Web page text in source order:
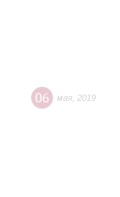
06 мая 2019